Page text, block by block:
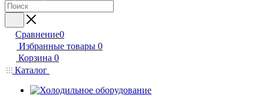
Сравнение0
Избранные товары 0
Корзина 0
Каталог